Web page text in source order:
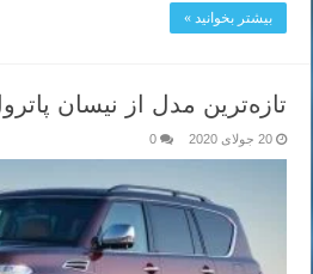
بیشتر بخوانید »
تازه‌ترین مدل از نیسان پاترول
20 جولای 2020 0